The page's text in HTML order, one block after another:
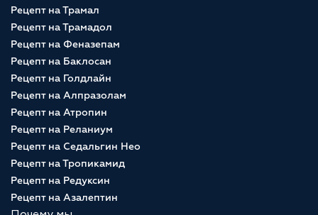
Рецепт на Трамал
Рецепт на Трамадол
Рецепт на Феназепам
Рецепт на Баклосан
Рецепт на Голдлайн
Рецепт на Алпразолам
Рецепт на Атропин
Рецепт на Реланиум
Рецепт на Седальгин Нео
Рецепт на Тропикамид
Рецепт на Редуксин
Рецепт на Азалептин